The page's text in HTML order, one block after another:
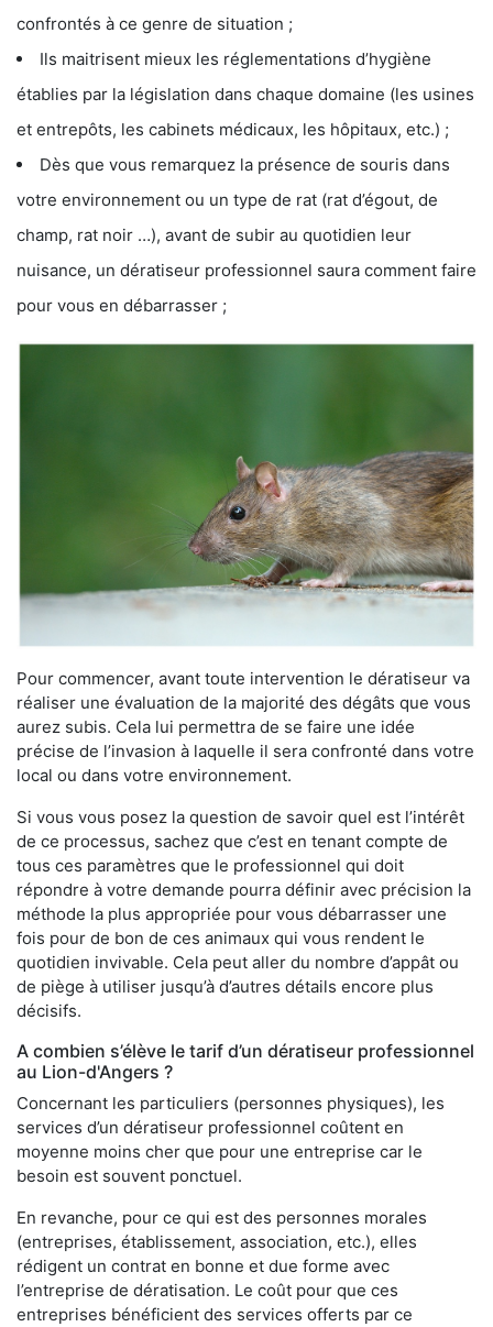
confrontés à ce genre de situation ;
Ils maitrisent mieux les réglementations d’hygiène
établies par la législation dans chaque domaine (les usines
et entrepôts, les cabinets médicaux, les hôpitaux, etc.) ;
Dès que vous remarquez la présence de souris dans
votre environnement ou un type de rat (rat d’égout, de
champ, rat noir …), avant de subir au quotidien leur
nuisance, un dératiseur professionnel saura comment faire
pour vous en débarrasser ;
Pour commencer, avant toute intervention le dératiseur va
réaliser une évaluation de la majorité des dégâts que vous
aurez subis. Cela lui permettra de se faire une idée
précise de l’invasion à laquelle il sera confronté dans votre
local ou dans votre environnement.
Si vous vous posez la question de savoir quel est l’intérêt
de ce processus, sachez que c’est en tenant compte de
tous ces paramètres que le professionnel qui doit
répondre à votre demande pourra définir avec précision la
méthode la plus appropriée pour vous débarrasser une
fois pour de bon de ces animaux qui vous rendent le
quotidien invivable. Cela peut aller du nombre d’appât ou
de piège à utiliser jusqu’à d’autres détails encore plus
décisifs.
A combien s’élève le tarif d’un dératiseur professionnel
au Lion-d'Angers ?
Concernant les particuliers (personnes physiques), les
services d’un dératiseur professionnel coûtent en
moyenne moins cher que pour une entreprise car le
besoin est souvent ponctuel.
En revanche, pour ce qui est des personnes morales
(entreprises, établissement, association, etc.), elles
rédigent un contrat en bonne et due forme avec
l’entreprise de dératisation. Le coût pour que ces
entreprises bénéficient des services offerts par ce